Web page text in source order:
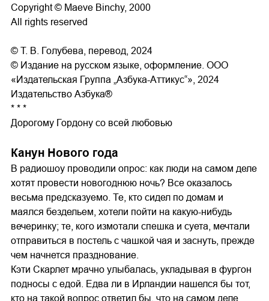
Copyright © Maeve Binchy, 2000
All rights reserved
© Т. В. Голубева, перевод, 2024
© Издание на русском языке, оформление. ООО
«Издательская Группа „Азбука-Аттикус“», 2024
Издательство Азбука®
* * *
Дорогому Гордону со всей любовью
Канун Нового года
В радиошоу проводили опрос: как люди на самом деле
хотят провести новогоднюю ночь? Все оказалось
весьма предсказуемо. Те, кто сидел по домам и
маялся бездельем, хотели пойти на какую-нибудь
вечеринку; те, кого измотали спешка и суета, мечтали
отправиться в постель с чашкой чая и заснуть, прежде
чем начнется празднование.
Кэти Скарлет мрачно улыбалась, укладывая в фургон
подносы с едой. Едва ли в Ирландии нашелся бы тот,
кто на такой вопрос ответил бы, что на самом деле